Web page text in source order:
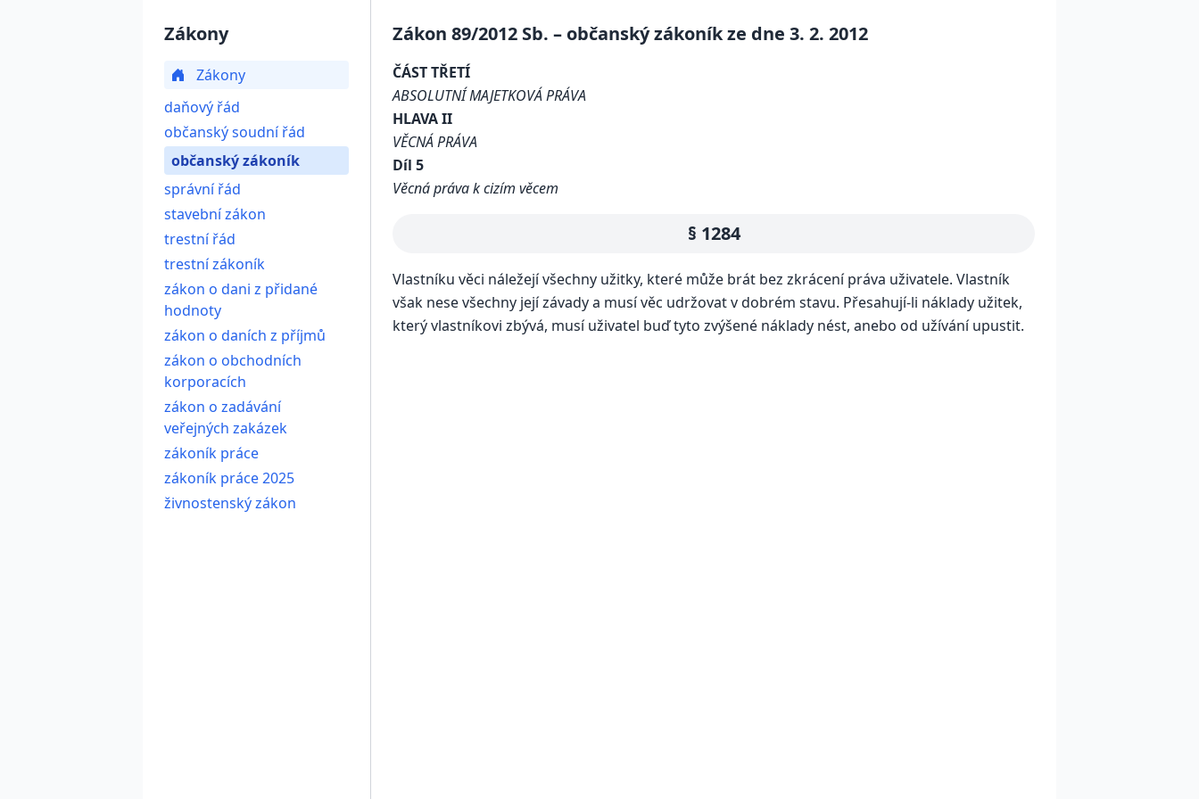
Zákony
Zákony
daňový řád
občanský soudní řád
občanský zákoník
správní řád
stavební zákon
trestní řád
trestní zákoník
zákon o dani z přidané
hodnoty
zákon o daních z příjmů
zákon o obchodních
korporacích
zákon o zadávání
veřejných zakázek
zákoník práce
zákoník práce 2025
živnostenský zákon
Zákon 89/2012 Sb. – občanský zákoník ze dne 3. 2. 2012
ČÁST TŘETÍ
ABSOLUTNÍ MAJETKOVÁ PRÁVA
HLAVA II
VĚCNÁ PRÁVA
Díl 5
Věcná práva k cizím věcem
§ 1284
Vlastníku věci náležejí všechny užitky, které může brát bez zkrácení práva uživatele. Vlastník
však nese všechny její závady a musí věc udržovat v dobrém stavu. Přesahují-li náklady užitek,
který vlastníkovi zbývá, musí uživatel buď tyto zvýšené náklady nést, anebo od užívání upustit.